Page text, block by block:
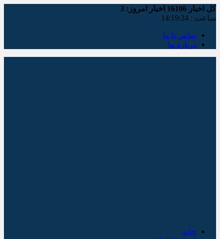
کل اخبار اخبار امروز: 3
ساعت : 14:19:25
تماس با ما
درباره ما
خانه